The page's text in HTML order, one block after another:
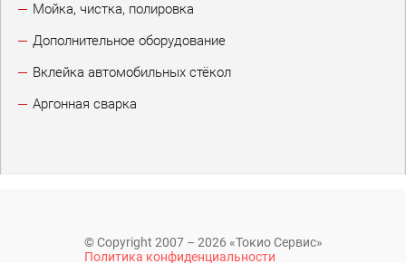
Мойка, чистка, полировка
Дополнительное оборудование
Вклейка автомобильных стёкол
Аргонная сварка
© Copyright 2007 – 2026 «Токио Сервис»
Политика конфиденциальности